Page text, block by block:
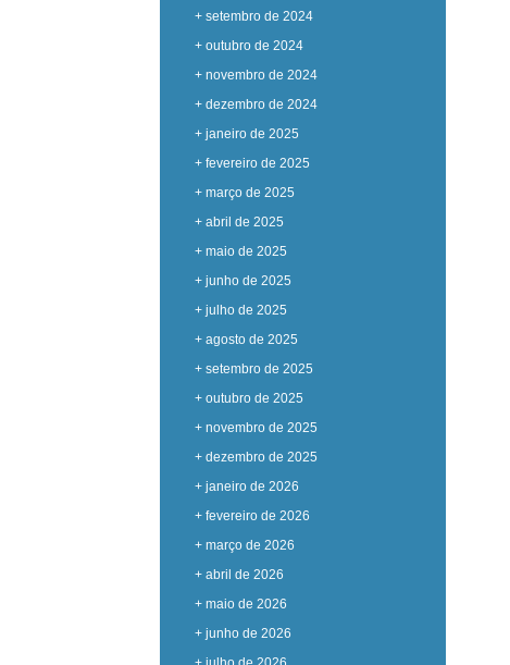
+ setembro de 2024
+ outubro de 2024
+ novembro de 2024
+ dezembro de 2024
+ janeiro de 2025
+ fevereiro de 2025
+ março de 2025
+ abril de 2025
+ maio de 2025
+ junho de 2025
+ julho de 2025
+ agosto de 2025
+ setembro de 2025
+ outubro de 2025
+ novembro de 2025
+ dezembro de 2025
+ janeiro de 2026
+ fevereiro de 2026
+ março de 2026
+ abril de 2026
+ maio de 2026
+ junho de 2026